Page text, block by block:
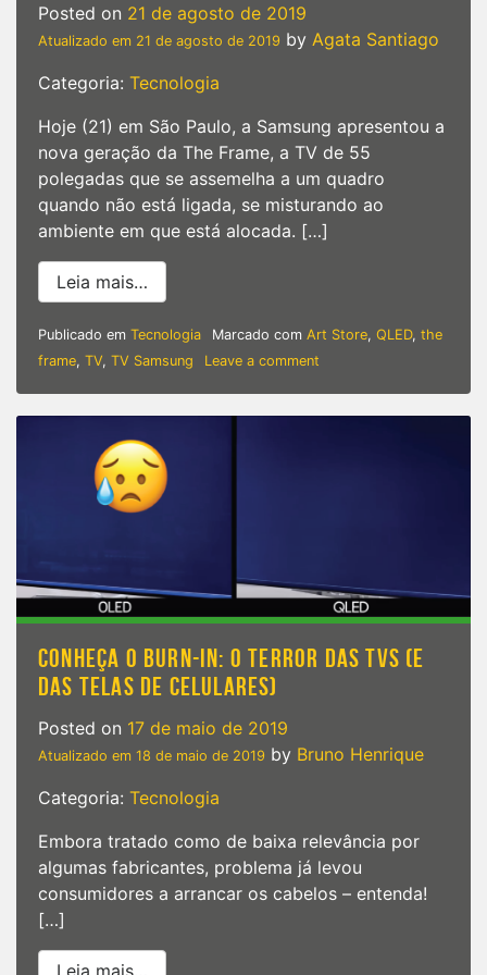
Posted on 21 de agosto de 2019
Atualizado em 21 de agosto de 2019 by Agata Santiago
Categoria: Tecnologia
Hoje (21) em São Paulo, a Samsung apresentou a
nova geração da The Frame, a TV de 55
polegadas que se assemelha a um quadro
quando não está ligada, se misturando ao
ambiente em que está alocada. […]
Leia mais…
Publicado em Tecnologia Marcado com Art Store, QLED, the
frame, TV, TV Samsung Leave a comment
apresenta
a
exibe
obras
de
arte
com
CONHEÇA O BURN-IN: O TERROR DAS TVS (E
DAS TELAS DE CELULARES)
Posted on 17 de maio de 2019
Atualizado em 18 de maio de 2019 by Bruno Henrique
Categoria: Tecnologia
Embora tratado como de baixa relevância por
algumas fabricantes, problema já levou
consumidores a arrancar os cabelos – entenda!
[…]
Leia mais…